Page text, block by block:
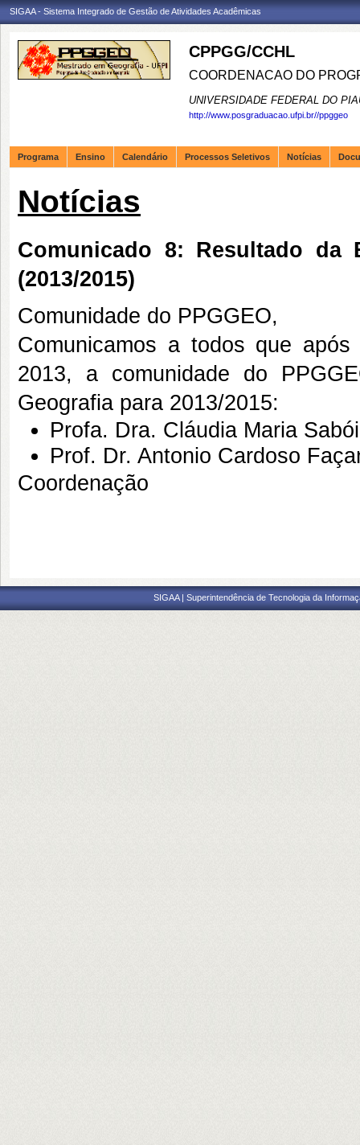
SIGAA - Sistema Integrado de Gestão de Atividades Acadêmicas
CPPGG/CCHL
COORDENACAO DO
UNIVERSIDADE FEDERAL DO
http://www.posgraduacao.ufpi.br//ppggeo
Programa Ensino Calendário Processos Seletivos Notícias
Notícias
Comunicado 8: Resultado da
(2013/2015)
Comunidade do PPGGEO,
Comunicamos a todos que
2013, a comunidade do
Geografia para 2013/2015:
Profa. Dra. Cláudia Maria
Prof. Dr. Antonio Cardoso
Coordenação
SIGAA | Superintendência de Tecnologia da